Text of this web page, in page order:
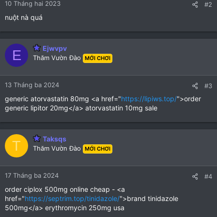
s
10 Tháng hai 2023 #2
nuột nà quá
E Ejwvpv
Thăm Vườn Đào MỚI CHƠI
13 Tháng ba 2024 #3
generic atorvastatin 80mg <a href="https://lipiws.top/">order
generic lipitor 20mg</a> atorvastatin 10mg sale
T Taksqs
Thăm Vườn Đào MỚI CHƠI
17 Tháng ba 2024 #4
order ciplox 500mg online cheap - <a
href="https://septrim.top/tinidazole/">brand tinidazole
500mg</a> erythromycin 250mg usa